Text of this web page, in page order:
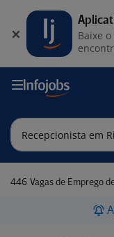
446 Vagas de Emprego de
Baixe